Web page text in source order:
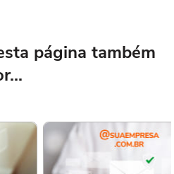
página também